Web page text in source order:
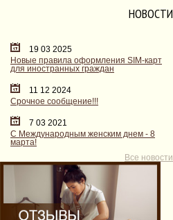
НОВОСТИ
19 03 2025
Новые правила оформления SIM-карт
для иностранных граждан
11 12 2024
Срочное сообщение!!!
7 03 2021
С Международным женским днем - 8
марта!
Все новости